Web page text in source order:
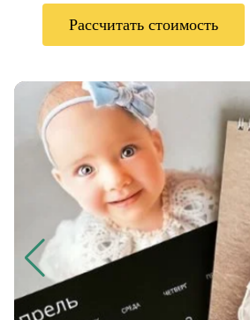
Рассчитать стоимость